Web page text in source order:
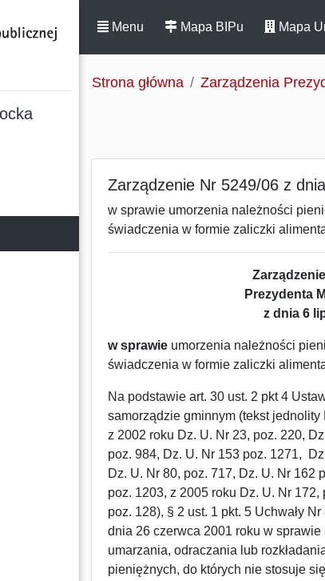
Menu Mapa BIPu Mapa
Strona główna Zarządzenia
Zarządzenie Nr 5249/06 z
w sprawie umorzenia należności
świadczenia w formie zaliczki
Prezydenta
z dnia 6
w sprawie umorzenia należności
świadczenia w formie zaliczki
Na podstawie art. 30 ust. 2 pkt 4
samorządzie gminnym (tekst
z 2002 roku Dz. U. Nr 23, poz. 220,
poz. 984, Dz. U. Nr 153 poz. 1271,
Dz. U. Nr 80, poz. 717, Dz. U. Nr 162
poz. 1203, z 2005 roku Dz. U. Nr
poz. 128), § 2 ust. 1 pkt. 5 Uchwały
dnia 26 czerwca 2001 roku w sprawie
umarzania, odraczania lub
pieniężnych, do których nie stosuje